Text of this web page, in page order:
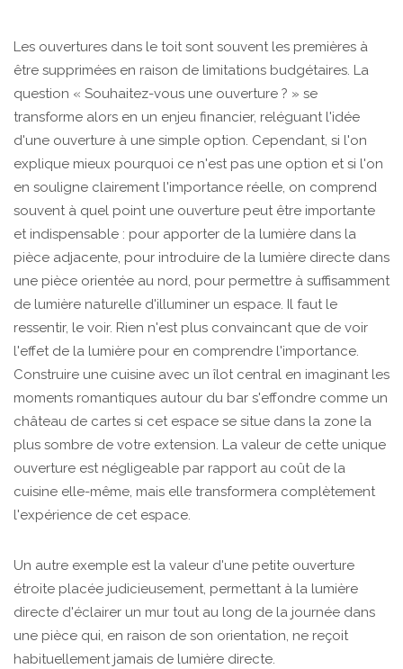
Les ouvertures dans le toit sont souvent les premières à
être supprimées en raison de limitations budgétaires. La
question « Souhaitez-vous une ouverture ? » se
transforme alors en un enjeu financier, reléguant l'idée
d'une ouverture à une simple option. Cependant, si l'on
explique mieux pourquoi ce n'est pas une option et si l'on
en souligne clairement l'importance réelle, on comprend
souvent à quel point une ouverture peut être importante
et indispensable : pour apporter de la lumière dans la
pièce adjacente, pour introduire de la lumière directe dans
une pièce orientée au nord, pour permettre à suffisamment
de lumière naturelle d'illuminer un espace. Il faut le
ressentir, le voir. Rien n'est plus convaincant que de voir
l'effet de la lumière pour en comprendre l'importance.
Construire une cuisine avec un îlot central en imaginant les
moments romantiques autour du bar s'effondre comme un
château de cartes si cet espace se situe dans la zone la
plus sombre de votre extension. La valeur de cette unique
ouverture est négligeable par rapport au coût de la
cuisine elle-même, mais elle transformera complètement
l'expérience de cet espace.
Un autre exemple est la valeur d'une petite ouverture
étroite placée judicieusement, permettant à la lumière
directe d'éclairer un mur tout au long de la journée dans
une pièce qui, en raison de son orientation, ne reçoit
habituellement jamais de lumière directe.